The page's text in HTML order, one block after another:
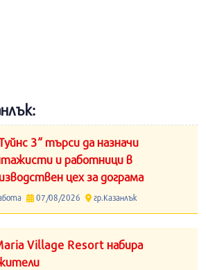
3“ търси да назначи
и работници в
цех за дограма
07/08/2026 гр.Казанлък
Village Resort набира